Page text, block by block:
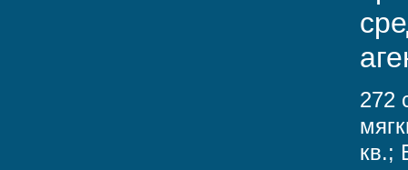
272
кв.;